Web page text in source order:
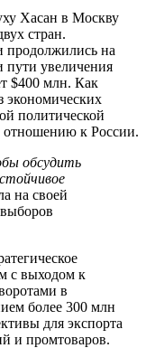
Хасан в Москву
стран.
продолжились на
увеличения
$400 млн. Как
экономических
политической
отношению к России.
обсудить
на своей
с выходом к
в
более 300 млн
для экспорта
и промтоваров.